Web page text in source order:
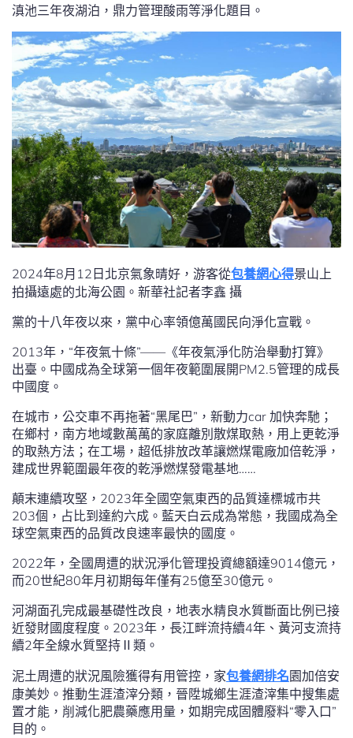
滇池三年夜湖泊，鼎力管理酸雨等淨化題目。
2024年8月12日北京氣象晴好，游客從包養網心得景山上
拍攝遠處的北海公園。新華社記者李鑫 攝
黨的十八年夜以來，黨中心率領億萬國民向淨化宣戰。
2013年，“年夜氣十條”——《年夜氣淨化防治舉動打算》
出臺。中國成為全球第一個年夜範圍展開PM2.5管理的成長
中國度。
在城市，公交車不再拖著“黑尾巴”，新動力car 加快奔馳；
在鄉村，南方地域數萬萬的家庭離別散煤取熱，用上更乾淨
的取熱方法；在工場，超低排放改革讓燃煤電廠加倍乾淨，
建成世界範圍最年夜的乾淨燃煤發電基地……
顛末連續攻堅，2023年全國空氣東西的品質達標城市共
203個，占比到達約六成。藍天白云成為常態，我國成為全
球空氣東西的品質改良速率最快的國度。
2022年，全國周遭的狀況淨化管理投資總額達9014億元，
而20世紀80年月初期每年僅有25億至30億元。
河湖面孔完成最基礎性改良，地表水精良水質斷面比例已接
近發財國度程度。2023年，長江畔流持續4年、黃河支流持
續2年全線水質堅持Ⅱ類。
泥土周遭的狀況風險獲得有用管控，家包養網排名園加倍安
康美妙。推動生涯渣滓分類，晉陞城鄉生涯渣滓集中搜集處
置才能，削減化肥農藥應用量，如期完成固體廢料“零入口”
目的。